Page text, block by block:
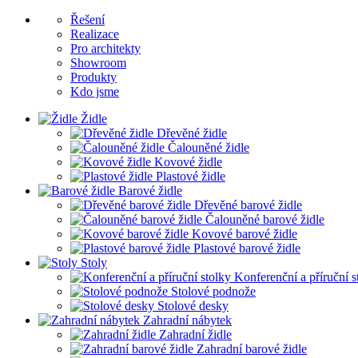
Řešení
Realizace
Pro architekty
Showroom
Produkty
Kdo jsme
Židle
Dřevěné židle
Čalouněné židle
Kovové židle
Plastové židle
Barové židle
Dřevěné barové židle
Čalouněné barové židle
Kovové barové židle
Plastové barové židle
Stoly
Konferenční a příruční
Stolové podnože
Stolové desky
Zahradní nábytek
Zahradní židle
Zahradní barové židle